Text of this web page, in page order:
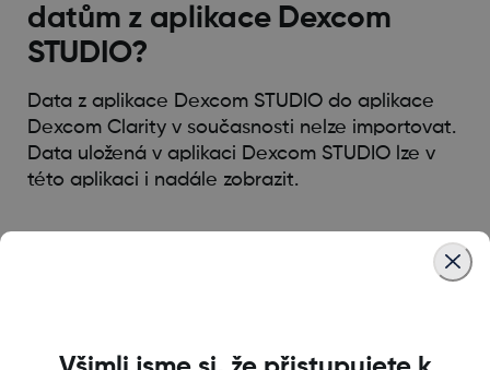
datům z aplikace Dexcom
STUDIO?
Data z aplikace Dexcom STUDIO do aplikace
Dexcom Clarity v současnosti nelze importovat.
Data uložená v aplikaci Dexcom STUDIO lze v
této aplikaci i nadále zobrazit.